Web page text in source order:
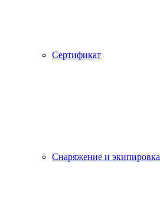
Сертификат
Снаряжение и экипировка